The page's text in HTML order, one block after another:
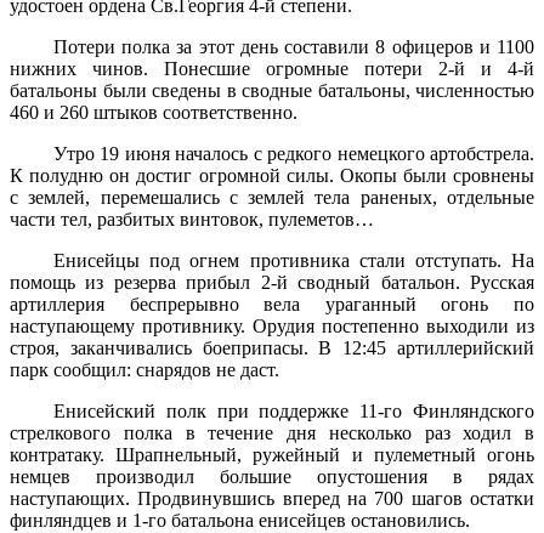
удостоен ордена Св.Георгия 4-й степени.
Потери полка за этот день составили 8 офицеров и 1100
нижних чинов. Понесшие огромные потери 2-й и 4-й
батальоны были сведены в сводные батальоны, численностью
460 и 260 штыков соответственно.
Утро 19 июня началось с редкого немецкого артобстрела.
К полудню он достиг огромной силы. Окопы были сровнены
с землей, перемешались с землей тела раненых, отдельные
части тел, разбитых винтовок, пулеметов…
Енисейцы под огнем противника стали отступать. На
помощь из резерва прибыл 2-й сводный батальон. Русская
артиллерия беспрерывно вела ураганный огонь по
наступающему противнику. Орудия постепенно выходили из
строя, заканчивались боеприпасы. В 12:45 артиллерийский
парк сообщил: снарядов не даст.
Енисейский полк при поддержке 11-го Финляндского
стрелкового полка в течение дня несколько раз ходил в
контратаку. Шрапнельный, ружейный и пулеметный огонь
немцев производил большие опустошения в рядах
наступающих. Продвинувшись вперед на 700 шагов остатки
финляндцев и 1-го батальона енисейцев остановились.